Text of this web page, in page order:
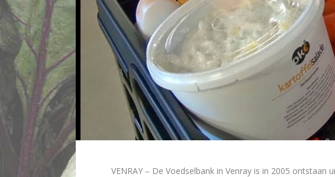
VENRAY – De Voedselbank in Venray is in 2005